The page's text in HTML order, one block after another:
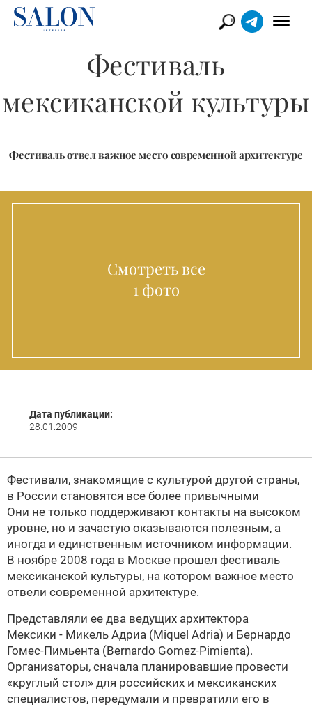
Фестиваль
мексиканской культуры
Фестиваль отвел важное место современной архитектуре
Смотреть все
1 фото
Дата публикации:
28.01.2009
Фестивали, знакомящие с культурой другой страны,
в России становятся все более привычными
Они не только поддерживают контакты на высоком
уровне, но и зачастую оказываются полезным, а
иногда и единственным источником информации.
В ноябре 2008 года в Москве прошел фестиваль
мексиканской культуры, на котором важное место
отвели современной архитектуре.
Представляли ее два ведущих архитектора
Мексики - Микель Адриа (Miquel Adria) и Бернардо
Гомес-Пимьента (Bernardo Gomez-Pimienta).
Организаторы, сначала планировавшие провести
«круглый стол» для российских и мексиканских
специалистов, передумали и превратили его в